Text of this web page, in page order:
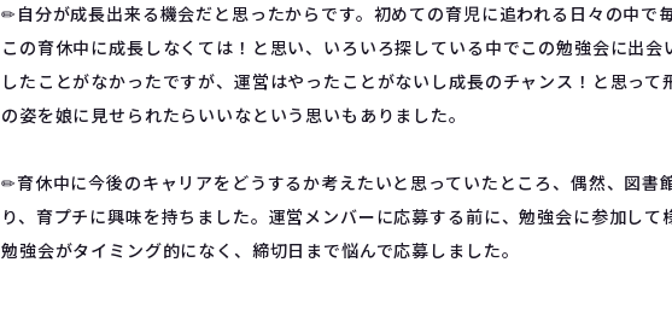
✏︎自分が成長出来る機会だと思ったからです。初めての育児に追われる日々の中で
この育休中に成長しなくては！と思い、いろいろ探している中でこの勉強会に出
したことがなかったですが、運営はやったことがないし成長のチャンス！と思って
の姿を娘に見せられたらいいなという思いもありました。
✏︎育休中に今後のキャリアをどうするか考えたいと思っていたところ、偶然、図書
り、育プチに興味を持ちました。運営メンバーに応募する前に、勉強会に参加して
勉強会がタイミング的になく、締切日まで悩んで応募しました。